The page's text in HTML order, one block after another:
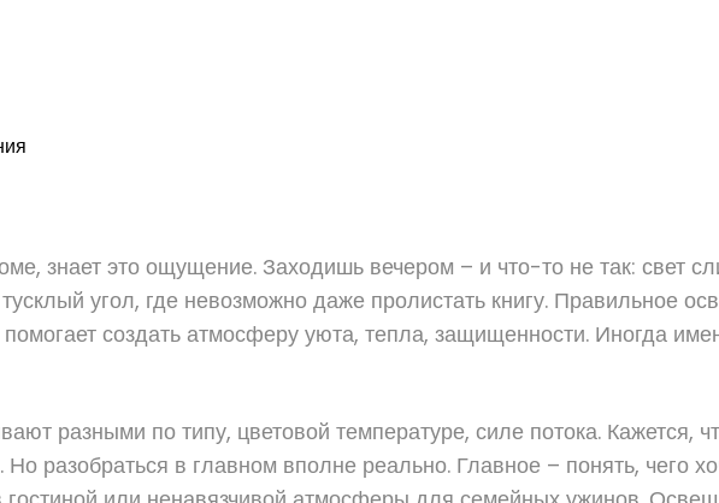
знает это ощущение. Заходишь вечером – и что-то не так: свет
угол, где невозможно даже пролистать книгу. Правильное
создать атмосферу уюта, тепла, защищенности. Иногда
разными по типу, цветовой температуре, силе потока. Кажется,
разобраться в главном вполне реально. Главное – понять, чего